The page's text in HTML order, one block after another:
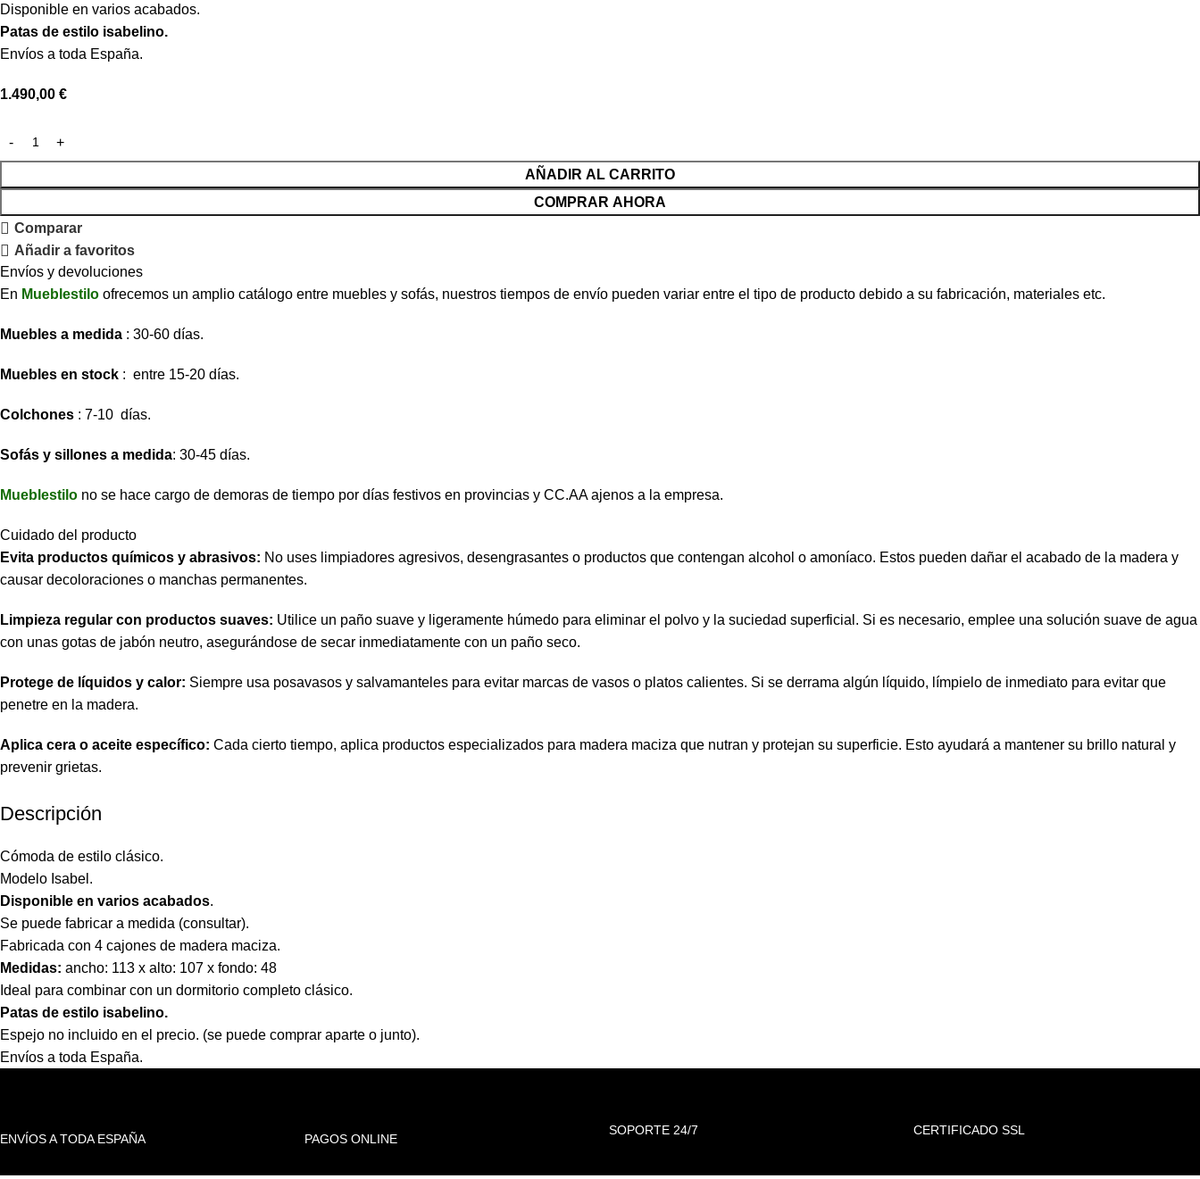
Disponible en varios acabados.
Patas de estilo isabelino.
Envíos a toda España.
1.490,00 €
AÑADIR AL CARRITO
COMPRAR AHORA
Comparar
Añadir a favoritos
Envíos y devoluciones
En Mueblestilo ofrecemos un amplio catálogo entre muebles y sofás, nuestros tiempos de envío pueden variar entre el tipo de producto debido a su fabricación, materiales etc.
Muebles a medida : 30-60 días.
Muebles en stock : entre 15-20 días.
Colchones : 7-10 días.
Sofás y sillones a medida: 30-45 días.
Mueblestilo no se hace cargo de demoras de tiempo por días festivos en provincias y CC.AA ajenos a la empresa.
Cuidado del producto
Evita productos químicos y abrasivos: No uses limpiadores agresivos, desengrasantes o productos que contengan alcohol o amoníaco. Estos pueden dañar el acabado de la madera y
causar decoloraciones o manchas permanentes.
Limpieza regular con productos suaves: Utilice un paño suave y ligeramente húmedo para eliminar el polvo y la suciedad superficial. Si es necesario, emplee una solución suave de agua
con unas gotas de jabón neutro, asegurándose de secar inmediatamente con un paño seco.
Protege de líquidos y calor: Siempre usa posavasos y salvamanteles para evitar marcas de vasos o platos calientes. Si se derrama algún líquido, límpielo de inmediato para evitar que
penetre en la madera.
Aplica cera o aceite específico: Cada cierto tiempo, aplica productos especializados para madera maciza que nutran y protejan su superficie. Esto ayudará a mantener su brillo natural y
prevenir grietas.
Descripción
Cómoda de estilo clásico.
Modelo Isabel.
Disponible en varios acabados.
Se puede fabricar a medida (consultar).
Fabricada con 4 cajones de madera maciza.
Medidas: ancho: 113 x alto: 107 x fondo: 48
Ideal para combinar con un dormitorio completo clásico.
Patas de estilo isabelino.
Espejo no incluido en el precio. (se puede comprar aparte o junto).
Envíos a toda España.
ENVÍOS A TODA ESPAÑA PAGOS ONLINE
SOPORTE 24/7 CERTIFICADO SSL